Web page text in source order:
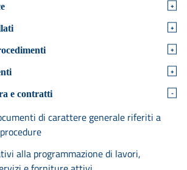
+
+
+
+
e contratti -
di carattere generale riferiti a
alla programmazione di lavori,